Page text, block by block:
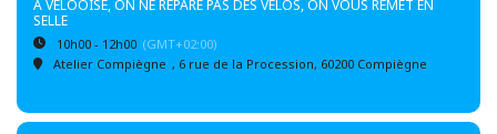
A VELOOISE, ON NE REPARE PAS DES VELOS, ON VOUS REMET EN
SELLE
10h00 - 12h00 (GMT+02:00)
Atelier Compiègne , 6 rue de la Procession, 60200 Compiègne